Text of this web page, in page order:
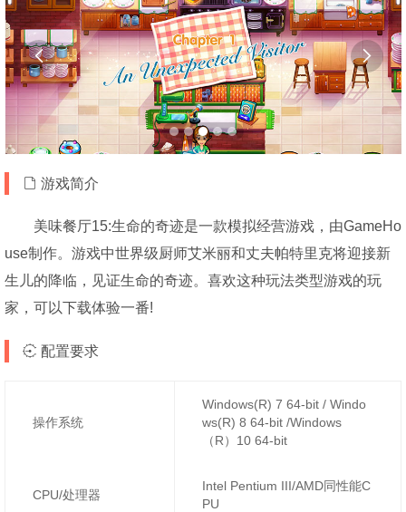
 
游戏简介
美味餐厅15:生命的奇迹是一款模拟经营游戏，由GameHo
use制作。游戏中世界级厨师艾米丽和丈夫帕特里克将迎接新
生儿的降临，见证生命的奇迹。喜欢这种玩法类型游戏的玩
家，可以下载体验一番!
配置要求
操作系统
Windows(R) 7 64-bit / Windo
ws(R) 8 64-bit /Windows
（R）10 64-bit
CPU/处理器
Intel Pentium III/AMD同性能C
PU